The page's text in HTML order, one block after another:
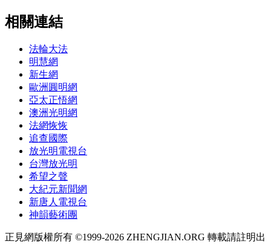
相關連結
法輪大法
明慧網
新生網
歐洲圓明網
亞太正悟網
澳洲光明網
法網恢恢
追查國際
放光明電視台
台灣放光明
希望之聲
大紀元新聞網
新唐人電視台
神韻藝術團
正見網版權所有 ©1999-2026 ZHENGJIAN.ORG 轉載請註明出